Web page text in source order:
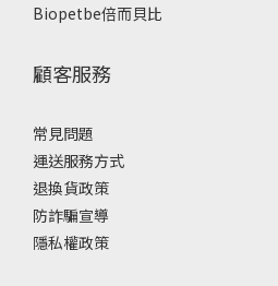
Biopetbe倍而貝比
顧客服務
常見問題
運送服務方式
退換貨政策
防詐騙宣導
隱私權政策